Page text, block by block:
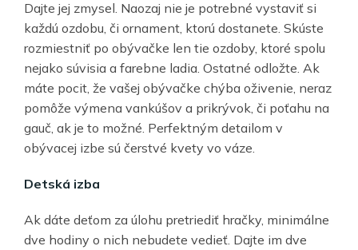
Dajte jej zmysel. Naozaj nie je potrebné vystaviť si
každú ozdobu, či ornament, ktorú dostanete. Skúste
rozmiestniť po obývačke len tie ozdoby, ktoré spolu
nejako súvisia a farebne ladia. Ostatné odložte. Ak
máte pocit, že vašej obývačke chýba oživenie, neraz
pomôže výmena vankúšov a prikrývok, či poťahu na
gauč, ak je to možné. Perfektným detailom v
obývacej izbe sú čerstvé kvety vo váze.
Detská izba
Ak dáte deťom za úlohu pretriediť hračky, minimálne
dve hodiny o nich nebudete vedieť. Dajte im dve